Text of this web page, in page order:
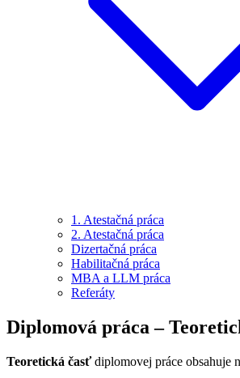
1. Atestačná práca
2. Atestačná práca
Dizertačná práca
Habilitačná práca
MBA a LLM práca
Referáty
Diplomová práca –
Teoretická časťdiplomovej práce obsahuje